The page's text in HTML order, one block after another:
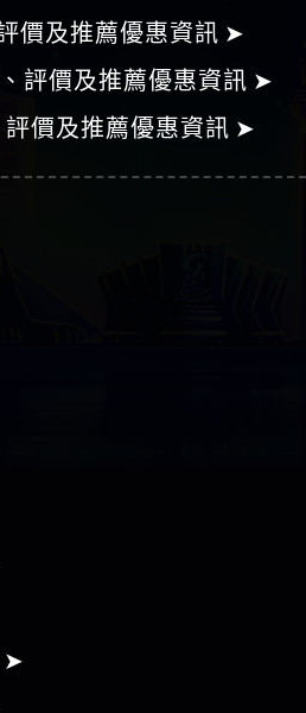
評價及推薦優惠資訊 ➤
評價及推薦優惠資訊 ➤